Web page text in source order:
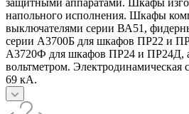
напольного исполнения. Шкафы
выключателями серии ВА51,
серии А3700Б для шкафов ПР22 и
А3720Ф для шкафов ПР24 и ПР24Д,
вольтметром. Электродинамическая
69 кА.